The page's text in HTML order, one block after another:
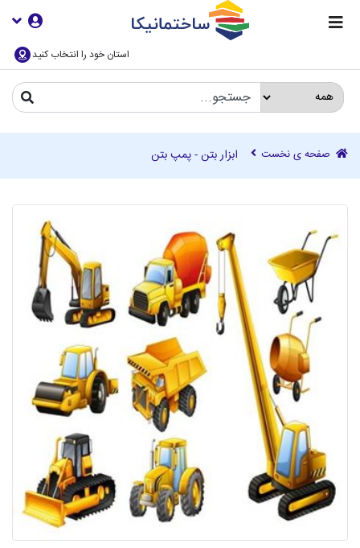
استان خود را انتخاب کنید
صفحه ی نخست ابزار بتن - پمپ بتن